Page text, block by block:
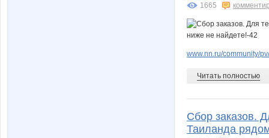
1665
www.nn.ru/community/
Читать полностью
Сбор заказов.
Таиланда